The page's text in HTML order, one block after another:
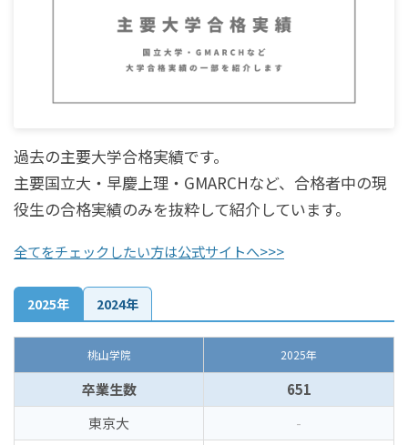
過去の主要大学合格実績です。
主要国立大・早慶上理・GMARCHなど、合格者中の現
役生の合格実績のみを抜粋して紹介しています。
全てをチェックしたい方は公式サイトへ>>>
2025年 2024年
桃山学院 2025年
卒業生数
651
東京大
-